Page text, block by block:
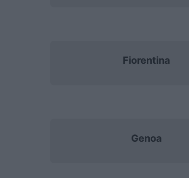
Fiorentina
Genoa